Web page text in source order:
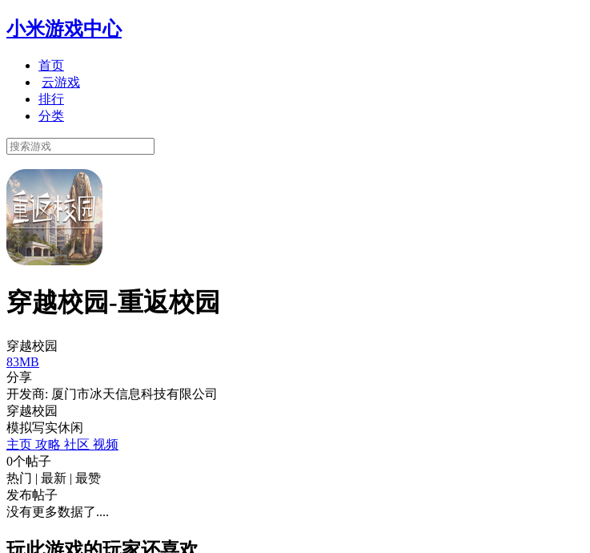
小米游戏中心
首页
云游戏
排行
分类
穿越校园-重返校园
穿越校园
83MB
分享
开发商: 厦门市冰天信息科技有限公司
穿越校园
模拟写实休闲
主页 攻略 社区 视频
0个帖子
热门 | 最新 | 最赞
发布帖子
没有更多数据了....